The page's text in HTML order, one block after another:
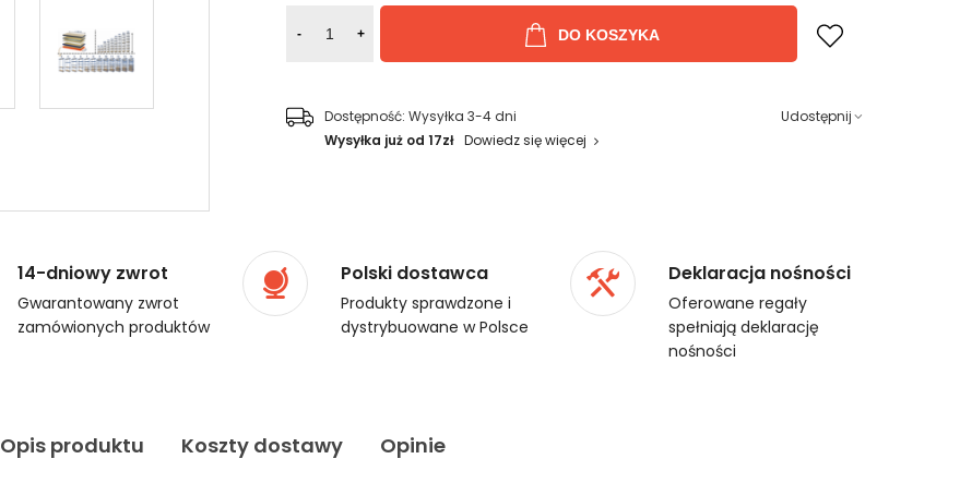
- + DO KOSZYKA
Dostępność: Wysyłka 3-4 dni
Wysyłka już od 17zł Dowiedz się więcej
Udostępnij
14-dniowy zwrot
Gwarantowany zwrot
zamówionych produktów
Polski dostawca
Produkty sprawdzone i
dystrybuowane w Polsce
Deklaracja nośności
Oferowane regały
spełniają deklarację
nośności
Opis produktu Koszty dostawy Opinie